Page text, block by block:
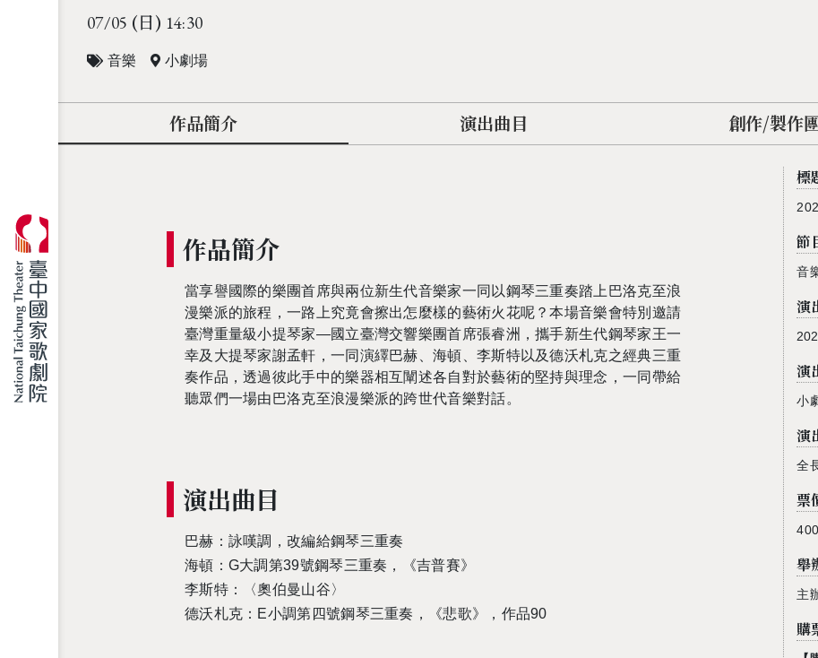
07/05 (日) 14:30
音樂 小劇場
作品簡介 演出曲目 創作/製作
作品簡介
當享譽國際的樂團首席與兩位新生代音樂家一同以鋼琴三重奏踏上巴洛克至浪
漫樂派的旅程，一路上究竟會擦出怎麼樣的藝術火花呢？本場音樂會特別邀請
臺灣重量級小提琴家—國立臺灣交響樂團首席張睿洲，攜手新生代鋼琴家王一
幸及大提琴家謝孟軒，一同演繹巴赫、海頓、李斯特以及德沃札克之經典三重
奏作品，透過彼此手中的樂器相互闡述各自對於藝術的堅持與理念，一同帶給
聽眾們一場由巴洛克至浪漫樂派的跨世代音樂對話。
演出曲目
巴赫：詠嘆調，改編給鋼琴三重奏
海頓： G大調第39號鋼琴三重奏，《吉普賽》
李斯特：〈奧伯曼山谷〉
德沃札克： E小調第四號鋼琴三重奏，《悲歌》，作品90
標
節
音
演
演
小
演
全
票
舉
主
購